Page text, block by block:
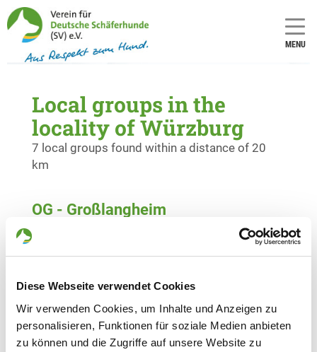
Diese Webseite verwendet Cookies
Wir verwenden Cookies, um Inhalte und Anzeigen zu
personalisieren, Funktionen für soziale Medien anbieten
zu können und die Zugriffe auf unsere Website zu
MENU
Local groups in the
locality of Würzburg
7 local groups found within a distance of 20
km
OG - Großlangheim
Details
OG - Kitzingen/Main
Details
Marktbreiter Str. 21
97318 Kitzingen